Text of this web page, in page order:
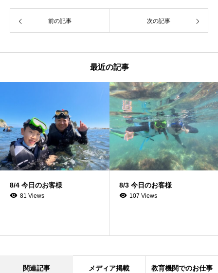
前の記事 次の記事
最近の記事
8/4 今日のお客様
81 Views
8/3 今日のお客様
107 Views
関連記事 メディア掲載 教育機関でのお仕事